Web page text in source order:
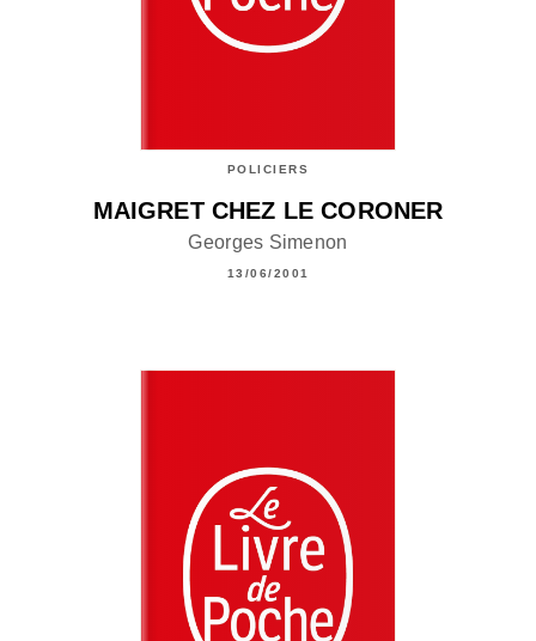
POLICIERS
MAIGRET CHEZ LE CORONER
Georges Simenon
13/06/2001